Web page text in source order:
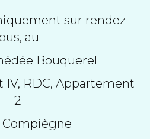
sur rendez-
au
Bouquerel
IV, RDC, Appartement
2
Compiègne